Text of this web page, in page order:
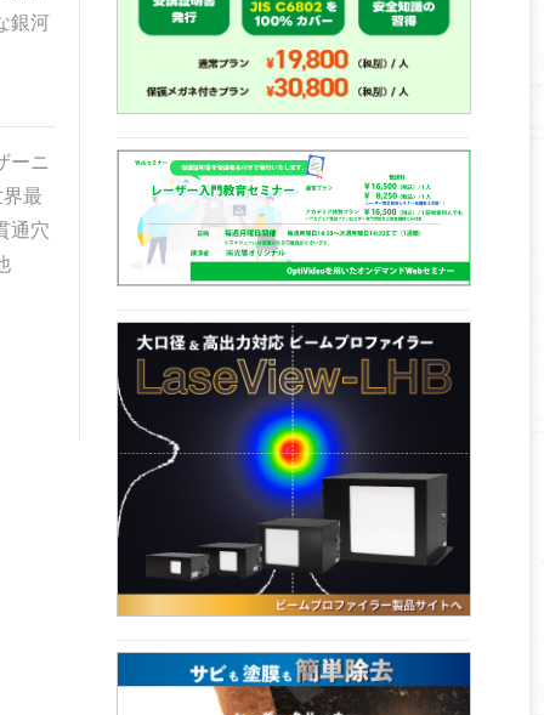
銀河
ーニ
最
通穴